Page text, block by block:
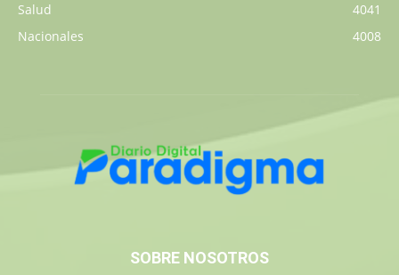
Salud
4041
Nacionales
4008
SOBRE NOSOTROS